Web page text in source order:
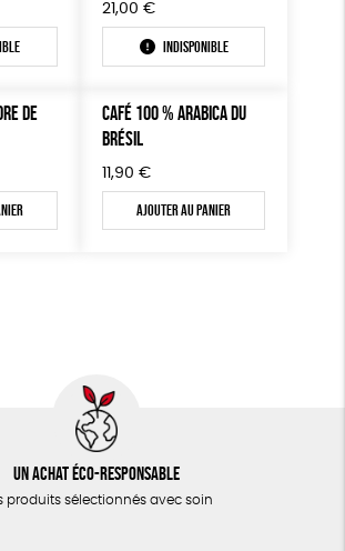
21,00 €
Indisponible
DE
CAFÉ 100 % ARABICA DU
BRÉSIL
11,90 €
Ajouter au panier
Un achat éco-responsable
produits sélectionnés avec soin